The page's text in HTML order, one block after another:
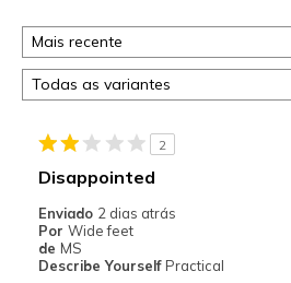
2
Disappointed
Enviado 2 dias atrás
Por Wide feet
de MS
Describe Yourself Practical